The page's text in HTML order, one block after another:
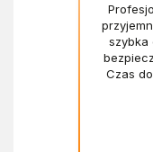
szybka
Czas